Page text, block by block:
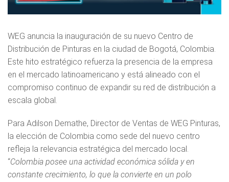
WEG anuncia la inauguración de su nuevo Centro de
Distribución de Pinturas en la ciudad de Bogotá, Colombia.
Este hito estratégico refuerza la presencia de la empresa
en el mercado latinoamericano y está alineado con el
compromiso continuo de expandir su red de distribución a
escala global.
Para Adilson Demathe, Director de Ventas de WEG Pinturas,
la elección de Colombia como sede del nuevo centro
refleja la relevancia estratégica del mercado local.
“Colombia posee una actividad económica sólida y en
constante crecimiento, lo que la convierte en un polo